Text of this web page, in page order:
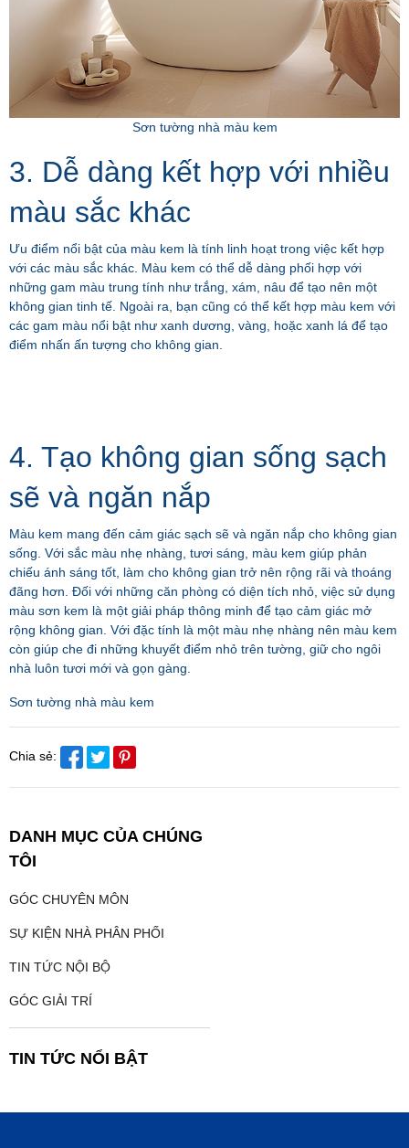
Sơn tường nhà màu kem
3. Dễ dàng kết hợp với nhiều
màu sắc khác
Ưu điểm nổi bật của màu kem là tính linh hoạt trong việc kết hợp
với các màu sắc khác. Màu kem có thể dễ dàng phối hợp với
những gam màu trung tính như trắng, xám, nâu để tạo nên một
không gian tinh tế. Ngoài ra, bạn cũng có thể kết hợp màu kem với
các gam màu nổi bật như xanh dương, vàng, hoặc xanh lá để tạo
điểm nhấn ấn tượng cho không gian.
4. Tạo không gian sống sạch
sẽ và ngăn nắp
Màu kem mang đến cảm giác sạch sẽ và ngăn nắp cho không gian
sống. Với sắc màu nhẹ nhàng, tươi sáng, màu kem giúp phản
chiếu ánh sáng tốt, làm cho không gian trở nên rộng rãi và thoáng
đãng hơn. Đối với những căn phòng có diện tích nhỏ, việc sử dụng
màu sơn kem là một giải pháp thông minh để tạo cảm giác mở
rộng không gian. Với đặc tính là một màu nhẹ nhàng nên màu kem
còn giúp che đi những khuyết điểm nhỏ trên tường, giữ cho ngôi
nhà luôn tươi mới và gọn gàng.
Sơn tường nhà màu kem
Chia sẻ:
DANH MỤC CỦA CHÚNG
TÔI
GÓC CHUYÊN MÔN
SỰ KIỆN NHÀ PHÂN PHỐI
TIN TỨC NỘI BỘ
GÓC GIẢI TRÍ
TIN TỨC NỔI BẬT